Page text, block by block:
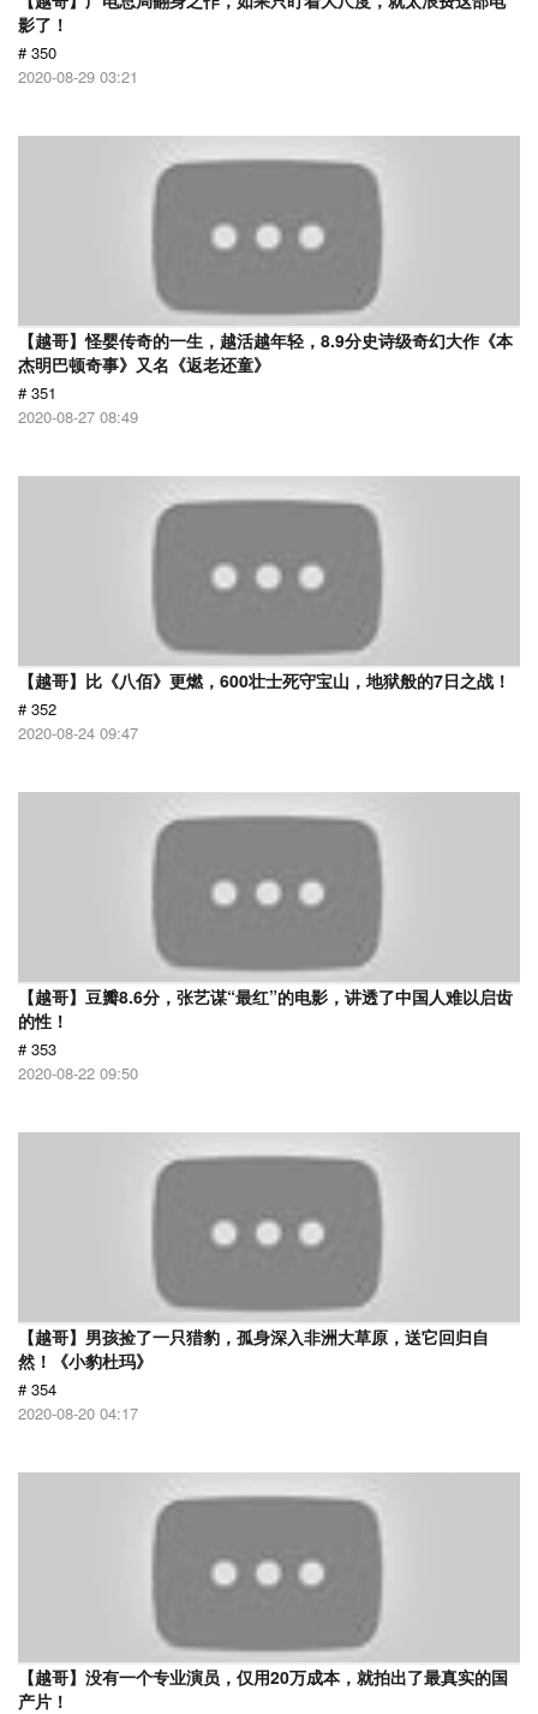
影了！
# 350
2020-08-29 03:21
【越哥】怪婴传奇的一生，越活越年轻，8.9分史诗级奇幻大作《本
杰明巴顿奇事》又名《返老还童》
# 351
2020-08-27 08:49
【越哥】比《八佰》更燃，600壮士死守宝山，地狱般的7日之战！
# 352
2020-08-24 09:47
【越哥】豆瓣8.6分，张艺谋“最红”的电影，讲透了中国人难以启齿
的性！
# 353
2020-08-22 09:50
【越哥】男孩捡了一只猎豹，孤身深入非洲大草原，送它回归自
然！《小豹杜玛》
# 354
2020-08-20 04:17
【越哥】没有一个专业演员，仅用20万成本，就拍出了最真实的国
产片！